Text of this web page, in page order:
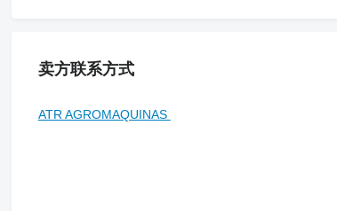
卖方联系方式
ATR AGROMAQUINAS